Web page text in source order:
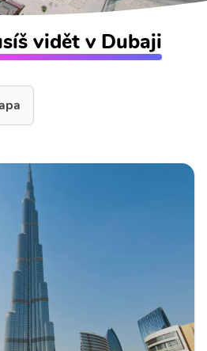
vidět v Dubaji